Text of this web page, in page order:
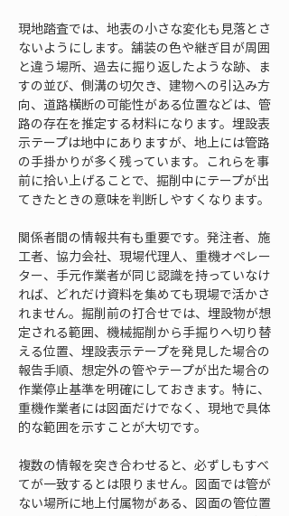
現地踏査では、地表の小さな変化も見落とさ
ないようにします。舗装の色や継ぎ目が周囲
と違う場所、過去に掘り返したような跡、ま
すの並び、側溝の切欠き、建物への引込み方
向、道路横断の可能性がある位置などは、管
路の存在を推定する材料になります。埋設表
示テープは地中にありますが、地上には管路
の手掛かりが多く残っています。これらを事
前に拾い上げることで、掘削中にテープが出
てきたときの意味を判断しやすくなります。
関係者間の情報共有も重要です。発注者、施
工者、協力会社、現場代理人、重機オペレー
ター、手元作業者が同じ認識を持っていなけ
れば、どれだけ資料を集めても現場で活かさ
れません。掘削前の打合せでは、埋設物が想
定される範囲、機械掘削から手掘りへ切り替
える位置、埋設表示テープを発見した場合の
報告手順、想定外の管やテープが出た場合の
作業停止基準を明確にしておきます。特に、
重機作業者には図面だけでなく、現地で具体
的な範囲を示すことが大切です。
複数の情報を突き合わせると、必ずしもすべ
てが一致するとは限りません。図面では管が
ない場所に地上付属物がある、図面の管位置